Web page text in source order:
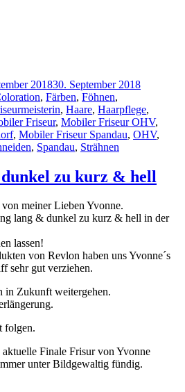
201830. September 2018
, Färben, Föhnen,
, Haare, Haarpflege,
Friseur, Mobiler Friseur OHV,
, Mobiler Friseur Spandau, OHV,
, Spandau, Strähnen
zu kurz & hell
meiner Lieben Yvonne.
lang & dunkel zu kurz & hell in der
lassen!
von Revlon haben uns Yvonne´s
sehr gut verziehen.
in Zukunft weitergehen.
folgen.
Finale Frisur von Yvonne
unter Bildgewaltig fündig.